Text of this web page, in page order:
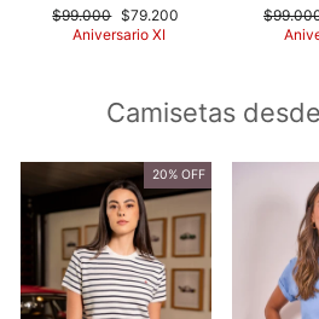
Precio
habitual
$99.000 Precio
de
$79.200
Aniversario XI
Precio
habitual
Camisetas
20% OFF